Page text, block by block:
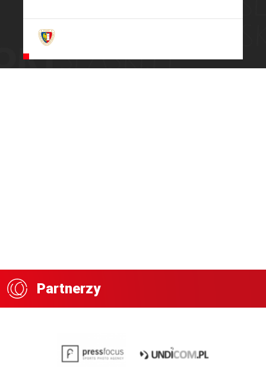
Partnerzy